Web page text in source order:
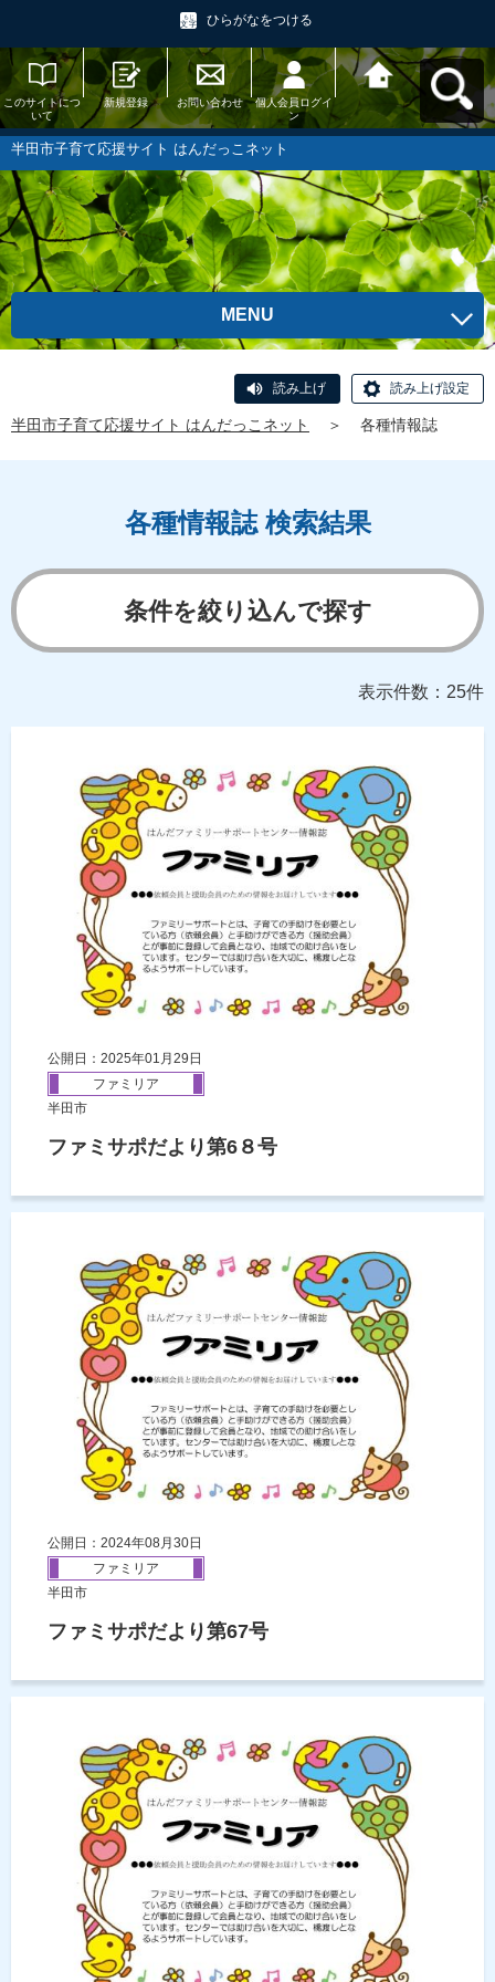
ひらがなをつける
このサイトにつ
いて
新規登録 お問い合わせ
個人会員ログイ
ン
半田市子育て応
援サイト はんだ
っこネットへ戻
半田市子育て応援サイト はんだっこネット
MENU
読み上げ 読み上げ設定
半田市子育て応援サイト はんだっこネット ＞ 各種情報誌
各種情報誌 検索結果
条件を絞り込んで探す
表示件数：25件
公開日：2025年01月29日
ファミリア
半田市
ファミサポだより第6８号
公開日：2024年08月30日
ファミリア
半田市
ファミサポだより第67号